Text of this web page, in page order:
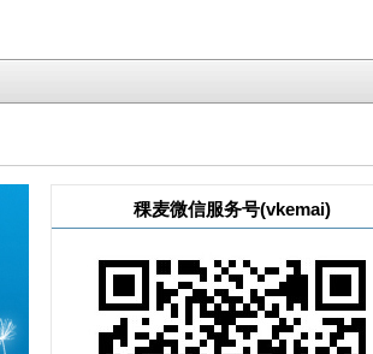
稞麦微信服务号(vkemai)